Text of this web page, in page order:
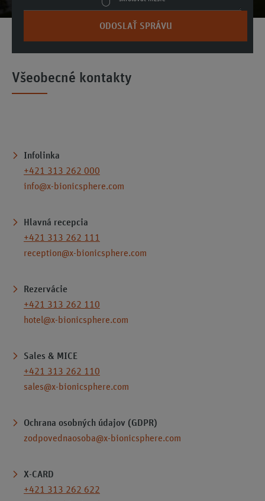
ODOSLAŤ SPRÁVU
Všeobecné kontakty
Infolinka
+421 313 262 000
info@x-bionicsphere.com
Hlavná recepcia
+421 313 262 111
reception@x-bionicsphere.com
Rezervácie
+421 313 262 110
hotel@x-bionicsphere.com
Sales & MICE
+421 313 262 110
sales@x-bionicsphere.com
Ochrana osobných údajov (GDPR)
zodpovednaosoba@x-bionicsphere.com
X-CARD
+421 313 262 622